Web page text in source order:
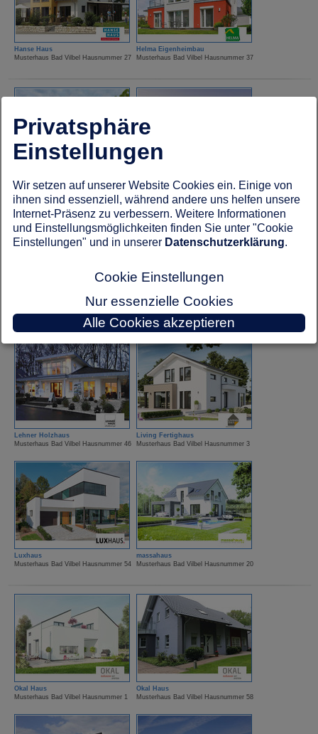
Hanse Haus
Musterhaus Bad Vilbel Hausnummer 27
Helma Eigenheimbau
Musterhaus Bad Vilbel Hausnummer 37
HUF Haus
Musterhaus Bad Vilbel Hausnummer 18
Kampa Haus
Musterhaus Bad Vilbel Hausnummer 19
Lechner Massivhaus
Lehner Holzhaus
Musterhaus Bad Vilbel Hausnummer 46
Living Fertighaus
Musterhaus Bad Vilbel Hausnummer 3
Luxhaus
Musterhaus Bad Vilbel Hausnummer 54
massahaus
Musterhaus Bad Vilbel Hausnummer 20
Okal Haus
Musterhaus Bad Vilbel Hausnummer 1
Okal Haus
Musterhaus Bad Vilbel Hausnummer 58
Privatsphäre
Einstellungen
Wir setzen auf unserer Website Cookies ein. Einige von
ihnen sind essenziell, während andere uns helfen unsere
Internet-Präsenz zu verbessern. Weitere Informationen
und Einstellungsmöglichkeiten finden Sie unter "Cookie
Einstellungen" und in unserer Datenschutzerklärung.
Cookie Einstellungen
Nur essenzielle Cookies
Alle Cookies akzeptieren